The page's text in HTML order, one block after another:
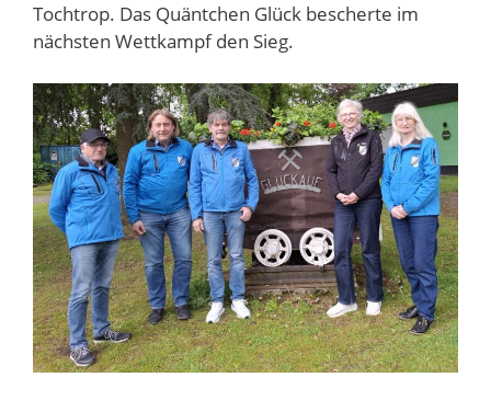
Tochtrop. Das Quäntchen Glück bescherte im
nächsten Wettkampf den Sieg.